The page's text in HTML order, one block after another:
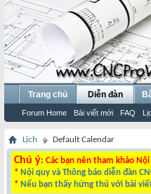
Trang chủ Diễn đàn
Forum Home Bài viết mới FAQ
Lịch Default Calendar
Chú ý: Các bạn nên tham khảo
* Nội quy và Thông báo diễn đàn
* Nếu bạn thấy hứng thú với bài